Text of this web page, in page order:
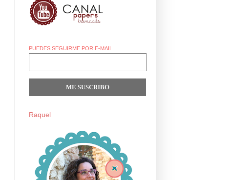
PUEDES SEGUIRME POR E-MAIL
Raquel